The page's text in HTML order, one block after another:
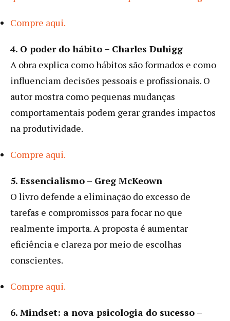
Compre aqui.
4. O poder do hábito – Charles Duhigg
A obra explica como hábitos são formados e como
influenciam decisões pessoais e profissionais. O
autor mostra como pequenas mudanças
comportamentais podem gerar grandes impactos
na produtividade.
Compre aqui.
5. Essencialismo – Greg McKeown
O livro defende a eliminação do excesso de
tarefas e compromissos para focar no que
realmente importa. A proposta é aumentar
eficiência e clareza por meio de escolhas
conscientes.
Compre aqui.
6. Mindset: a nova psicologia do sucesso –